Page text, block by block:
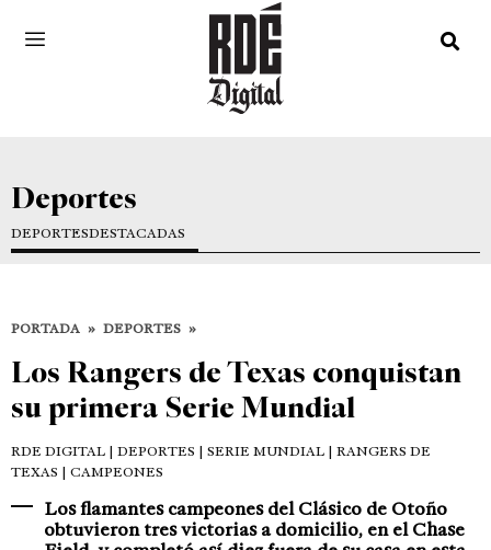
Deportes
DEPORTESDESTACADAS
PORTADA » DEPORTES »
Los Rangers de Texas conquistan
su primera Serie Mundial
RDE DIGITAL | DEPORTES | SERIE MUNDIAL | RANGERS DE
TEXAS | CAMPEONES
Los flamantes campeones del Clásico de Otoño
obtuvieron tres victorias a domicilio, en el Chase